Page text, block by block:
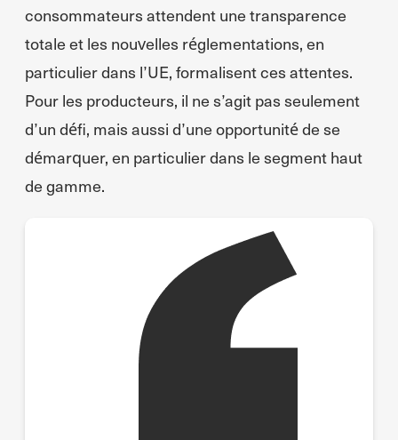
consommateurs attendent une transparence
totale et les nouvelles réglementations, en
particulier dans l’UE, formalisent ces attentes.
Pour les producteurs, il ne s’agit pas seulement
d’un défi, mais aussi d’une opportunité de se
démarquer, en particulier dans le segment haut
de gamme.